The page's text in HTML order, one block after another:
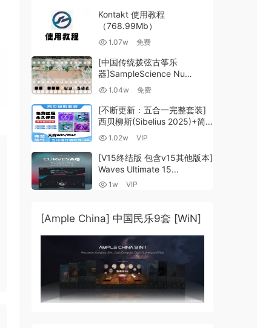
Kontakt 使用教程
（768.99Mb）
1.07w 免费
[中国传统拨弦古筝乐
器]SampleScience Nu
Guzheng v2.0 x64 VST
VST3 AU DECENT SAMPLER
[WiN, MacOSX]（158MB)
1.04w 免费
[不断更新：五合一完整套装]
西贝柳斯(Sibelius 2025)+简
谱插件V8+图片识别+音频识别
MacOSX]（80.48GB+）
1.02w VIP
[V15终结版 包含v15其他版本]
Waves Ultimate 15
v25.05.27+一键安装版+安装
（4.1GB+10.2GB+9.6GB）
1w VIP
[Ample China] 中国民乐9套 [WiN]